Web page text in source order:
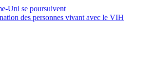
Uni se poursuivent
des personnes vivant avec le VIH